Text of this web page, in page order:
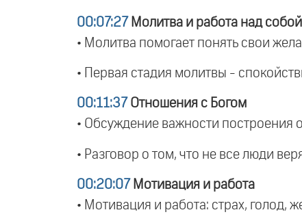
00:07:27 Молитва и работа над собой
• Молитва помогает понять свои
• Первая стадия молитвы -
00:11:37 Отношения с Богом
• Обсуждение важности построения
• Разговор о том, что не все люди
00:20:07 Мотивация и работа
• Мотивация и работа: страх, голод,